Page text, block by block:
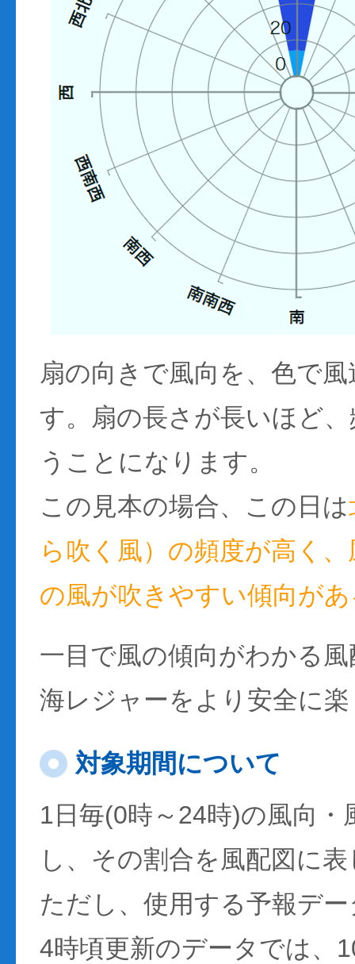
扇の向きで風向を、色で
す。扇の長さが長いほど
うことになります。
この見本の場合、この日は
ら吹く風）の頻度が高く
の風が吹きやすい傾向が
一目で風の傾向がわかる
海レジャーをより安全に
対象期間について
1日毎(0時～24時)の風向・
し、その割合を風配図に
ただし、使用する予報デ
4時頃更新のデータでは、